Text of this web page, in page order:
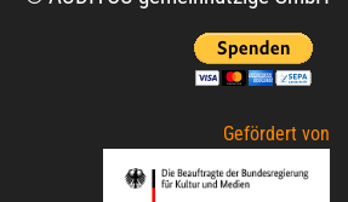
Gefördert von